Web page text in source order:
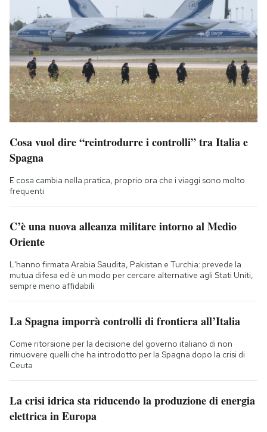
Cosa vuol dire “reintrodurre i controlli” tra Italia e
Spagna
E cosa cambia nella pratica, proprio ora che i viaggi sono molto
frequenti
C’è una nuova alleanza militare intorno al Medio
Oriente
L'hanno firmata Arabia Saudita, Pakistan e Turchia: prevede la
mutua difesa ed è un modo per cercare alternative agli Stati Uniti,
sempre meno affidabili
La Spagna imporrà controlli di frontiera all’Italia
Come ritorsione per la decisione del governo italiano di non
rimuovere quelli che ha introdotto per la Spagna dopo la crisi di
Ceuta
La crisi idrica sta riducendo la produzione di energia
elettrica in Europa